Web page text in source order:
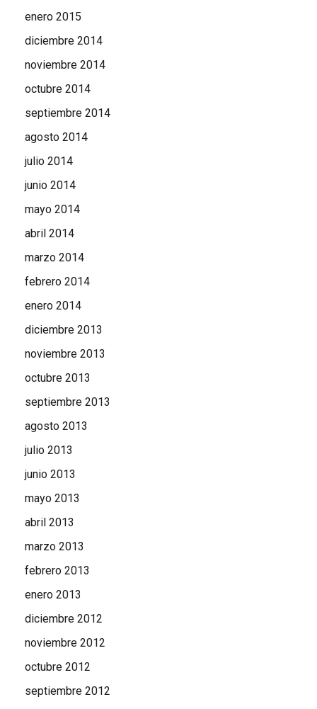
enero 2015
diciembre 2014
noviembre 2014
octubre 2014
septiembre 2014
agosto 2014
julio 2014
junio 2014
mayo 2014
abril 2014
marzo 2014
febrero 2014
enero 2014
diciembre 2013
noviembre 2013
octubre 2013
septiembre 2013
agosto 2013
julio 2013
junio 2013
mayo 2013
abril 2013
marzo 2013
febrero 2013
enero 2013
diciembre 2012
noviembre 2012
octubre 2012
septiembre 2012